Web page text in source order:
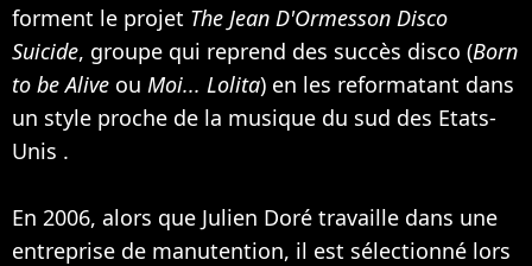
forment le projet The Jean D'Ormesson Disco
Suicide, groupe qui reprend des succès disco (Born
to be Alive ou Moi... Lolita) en les reformatant dans
un style proche de la musique du sud des Etats-
Unis .
En 2006, alors que Julien Doré travaille dans une
entreprise de manutention, il est sélectionné lors